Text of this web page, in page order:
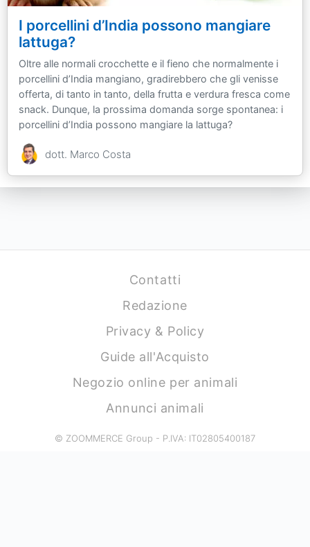
I porcellini d’India possono mangiare
lattuga?
Oltre alle normali crocchette e il fieno che normalmente i
porcellini d’India mangiano, gradirebbero che gli venisse
offerta, di tanto in tanto, della frutta e verdura fresca come
snack. Dunque, la prossima domanda sorge spontanea: i
porcellini d’India possono mangiare la lattuga?
dott. Marco Costa
Contatti
Redazione
Privacy & Policy
Guide all'Acquisto
Negozio online per animali
Annunci animali
© ZOOMMERCE Group - P.IVA: IT02805400187